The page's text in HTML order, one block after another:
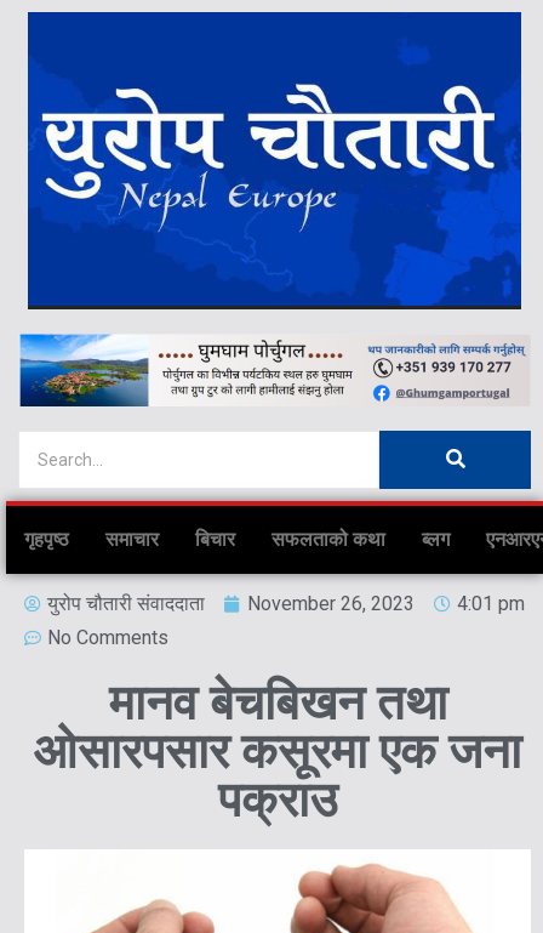
गृहपृष्ठ समाचार बिचार सफलताको कथा ब्लग
युरोप चौतारी संवाददाता November 26, 2023
4:01 pm
No Comments
मानव बेचबिखन तथा
ओसारपसार कसूरमा एक जना
पक्राउ